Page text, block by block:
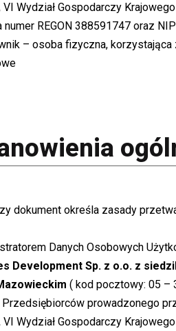
VI Wydział Gospodarczy
numer REGON 388591747 oraz
– osoba fizyczna, korzystająca
dokument określa zasady
Danych Osobowych
Development Sp. z o.o. z
( kod pocztowy: 05 –
Przedsiębiorców prowadzonego
VI Wydział Gospodarczy